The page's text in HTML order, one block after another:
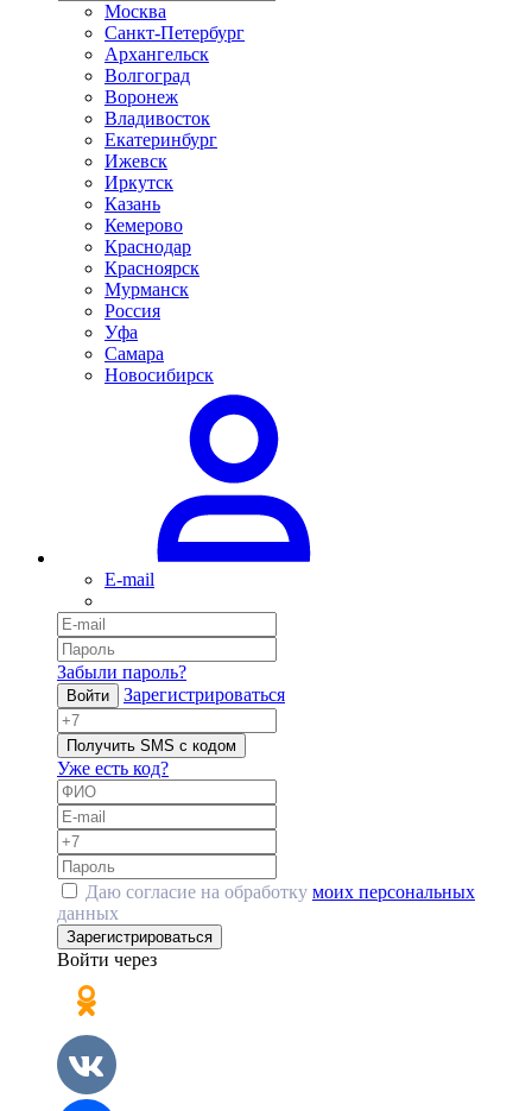
Москва
Санкт-Петербург
Архангельск
Волгоград
Воронеж
Владивосток
Екатеринбург
Ижевск
Иркутск
Казань
Кемерово
Краснодар
Красноярск
Мурманск
Россия
Уфа
Самара
Новосибирск
E-mail
Забыли пароль?
Войти Зарегистрироваться
Получить SMS с кодом
Уже есть код?
Даю согласие на обработку моих персональных
данных
Зарегистрироваться
Войти через